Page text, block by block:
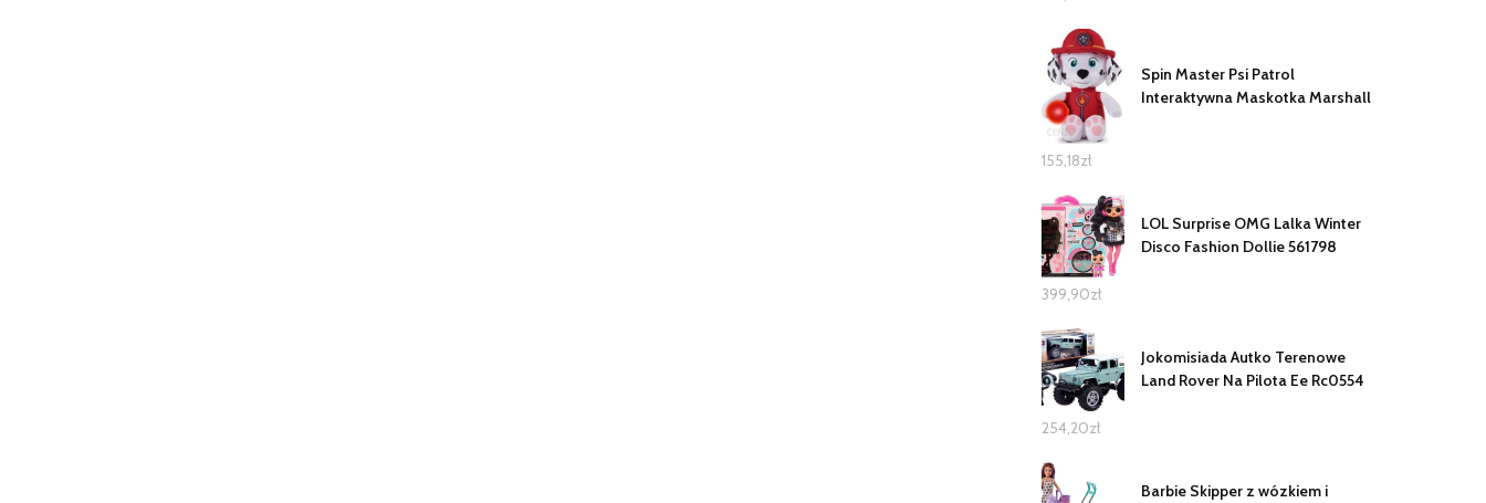
Spin Master Psi Patrol
Interaktywna Maskotka Marshall
155,18zł
LOL Surprise OMG Lalka Winter
Disco Fashion Dollie 561798
399,90zł
Jokomisiada Autko Terenowe
Land Rover Na Pilota Ee Rc0554
254,20zł
Barbie Skipper z wózkiem i